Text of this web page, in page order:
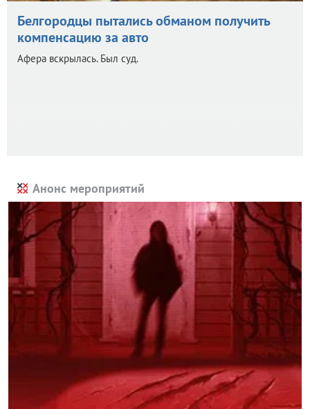
Белгородцы пытались обманом получить
компенсацию за авто
Афера вскрылась. Был суд.
Анонс мероприятий